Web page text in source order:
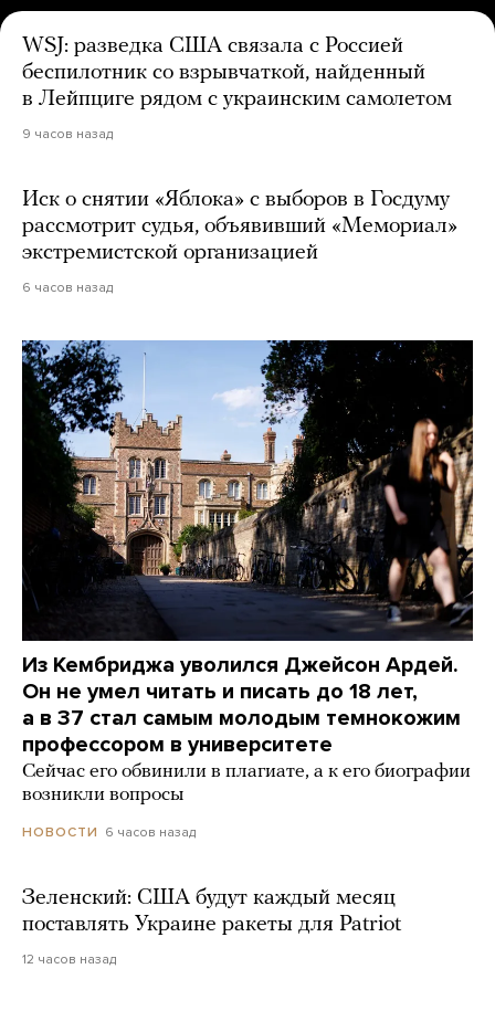
WSJ: разведка США связала с Россией
беспилотник со взрывчаткой, найденный
в Лейпциге рядом с украинским самолетом
9 часов назад
Иск о снятии «Яблока» с выборов в Госдуму
рассмотрит судья, объявивший «Мемориал»
экстремистской организацией
6 часов назад
Из Кембриджа уволился Джейсон Ардей.
Он не умел читать и писать до 18 лет,
а в 37 стал самым молодым темнокожим
профессором в университете
Сейчас его обвинили в плагиате, а к его биографии
возникли вопросы
НОВОСТИ 6 часов назад
Зеленский: США будут каждый месяц
поставлять Украине ракеты для Patriot
12 часов назад